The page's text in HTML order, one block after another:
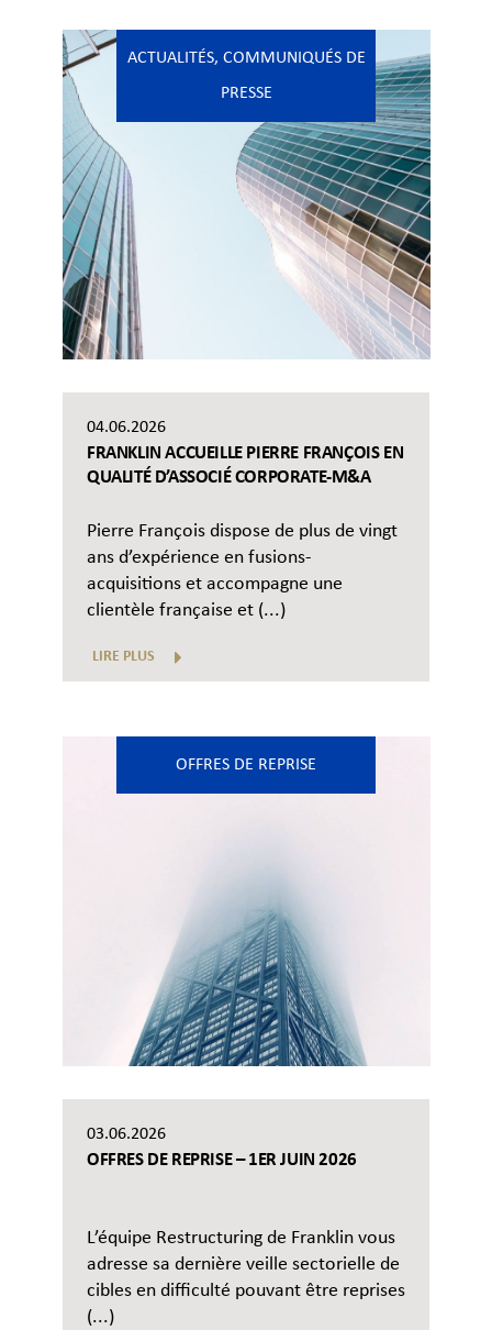
ACTUALITÉS, COMMUNIQUÉS DE
PRESSE
04.06.2026
FRANKLIN ACCUEILLE PIERRE FRANÇOIS EN
QUALITÉ D’ASSOCIÉ CORPORATE-M&A
Pierre François dispose de plus de vingt
ans d’expérience en fusions-
acquisitions et accompagne une
clientèle française et (...)
LIRE PLUS
OFFRES DE REPRISE
03.06.2026
OFFRES DE REPRISE – 1ER JUIN 2026
L’équipe Restructuring de Franklin vous
adresse sa dernière veille sectorielle de
cibles en difficulté pouvant être reprises
(...)